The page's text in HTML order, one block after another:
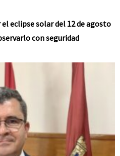
eclipse solar del 12 de agosto
con seguridad